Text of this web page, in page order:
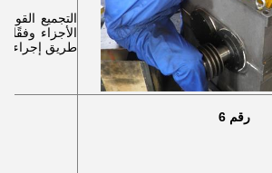
التجميع
الأجزاء
طريق إجراء
رقم 6